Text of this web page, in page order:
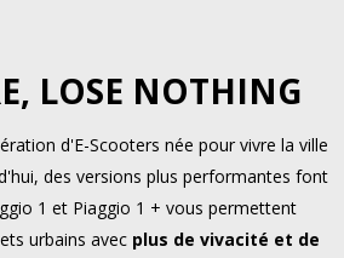
LOSE NOTHING
d'E-Scooters née pour vivre la ville
des versions plus performantes font
1 et Piaggio 1 + vous permettent
urbains avec plus de vivacité et de